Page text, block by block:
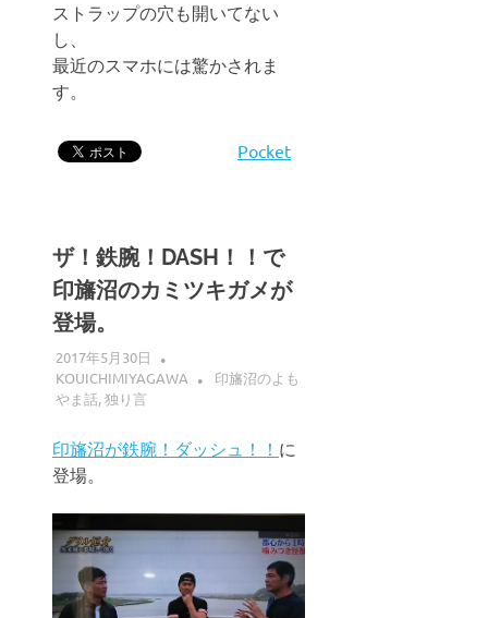
ストラップの穴も開いてない
し、
最近のスマホには驚かされま
す。
Pocket
ザ！鉄腕！DASH！！で
印旛沼のカミツキガメが
登場。
2017年5月30日
KOUICHIMIYAGAWA
印旛沼のよも
やま話,独り言
印旛沼が鉄腕！ダッシュ！！ に
登場。